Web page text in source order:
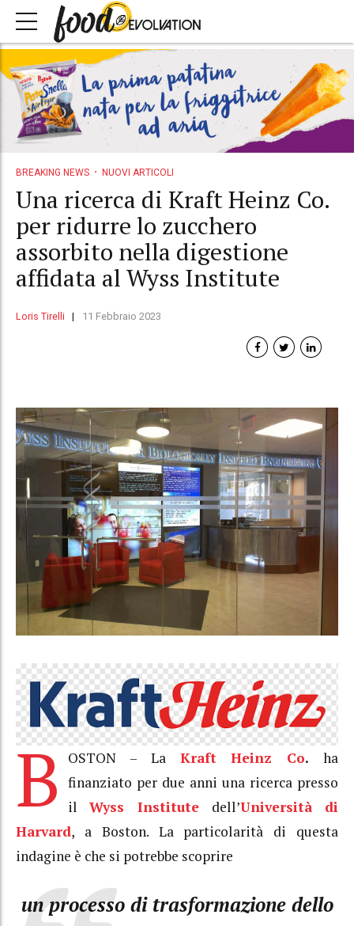
BREAKING NEWS NUOVI ARTICOLI
Una ricerca di Kraft Heinz Co.
per ridurre lo zucchero
assorbito nella digestione
affidata al Wyss Institute
Loris Tirelli 11 Febbraio 2023
B OSTON – La Kraft Heinz Co. ha
finanziato per due anni una ricerca presso
ilWyss Institute dell’Università di
Harvard, a Boston. La particolarità di questa
indagine è che si potrebbe scoprire
un processo di trasformazione dello